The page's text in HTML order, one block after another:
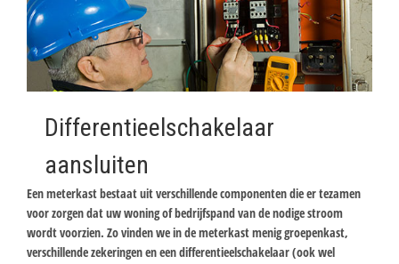
Differentieelschakelaar
aansluiten
Een meterkast bestaat uit verschillende componenten die er tezamen
voor zorgen dat uw woning of bedrijfspand van de nodige stroom
wordt voorzien. Zo vinden we in de meterkast menig groepenkast,
verschillende zekeringen en een differentieelschakelaar (ook wel